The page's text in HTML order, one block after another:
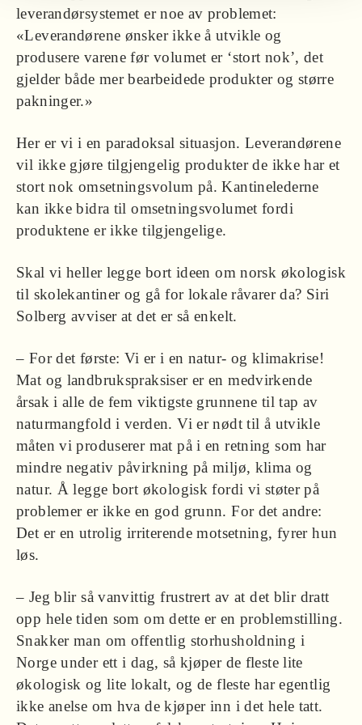
leverandørsystemet er noe av problemet:
«Leverandørene ønsker ikke å utvikle og
produsere varene før volumet er ‘stort nok’, det
gjelder både mer bearbeidede produkter og større
pakninger.»
Her er vi i en paradoksal situasjon. Leverandørene
vil ikke gjøre tilgjengelig produkter de ikke har et
stort nok omsetningsvolum på. Kantinelederne
kan ikke bidra til omsetningsvolumet fordi
produktene er ikke tilgjengelige.
Skal vi heller legge bort ideen om norsk økologisk
til skolekantiner og gå for lokale råvarer da? Siri
Solberg avviser at det er så enkelt.
– For det første: Vi er i en natur- og klimakrise!
Mat og landbrukspraksiser er en medvirkende
årsak i alle de fem viktigste grunnene til tap av
naturmangfold i verden. Vi er nødt til å utvikle
måten vi produserer mat på i en retning som har
mindre negativ påvirkning på miljø, klima og
natur. Å legge bort økologisk fordi vi støter på
problemer er ikke en god grunn. For det andre:
Det er en utrolig irriterende motsetning, fyrer hun
løs.
– Jeg blir så vanvittig frustrert av at det blir dratt
opp hele tiden som om dette er en problemstilling.
Snakker man om offentlig storhusholdning i
Norge under ett i dag, så kjøper de fleste lite
økologisk og lite lokalt, og de fleste har egentlig
ikke anelse om hva de kjøper inn i det hele tatt.